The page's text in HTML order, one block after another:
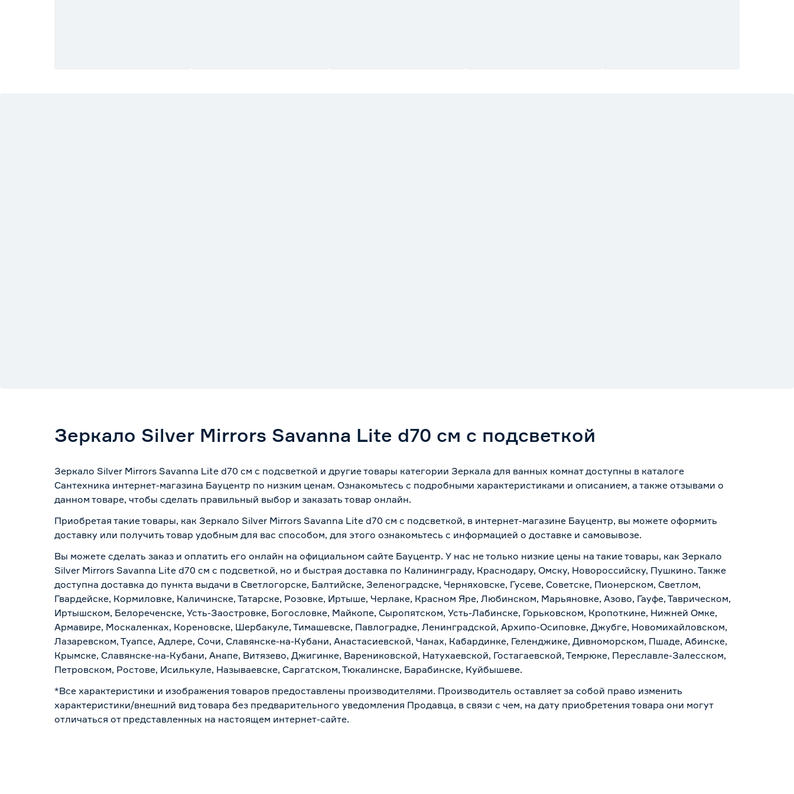
Зеркало Silver Mirrors Savanna Lite d70 см с подсветкой
Зеркало Silver Mirrors Savanna Lite d70 см с подсветкой и другие товары категории Зеркала для ванных комнат доступны в каталоге
Сантехника интернет-магазина Бауцентр по низким ценам. Ознакомьтесь с подробными характеристиками и описанием, а также отзывами о
данном товаре, чтобы сделать правильный выбор и заказать товар онлайн.
Приобретая такие товары, как Зеркало Silver Mirrors Savanna Lite d70 см с подсветкой, в интернет-магазине Бауцентр, вы можете оформить
доставку или получить товар удобным для вас способом, для этого ознакомьтесь с информацией о доставке и самовывозе.
Вы можете сделать заказ и оплатить его онлайн на официальном сайте Бауцентр. У нас не только низкие цены на такие товары, как Зеркало
Silver Mirrors Savanna Lite d70 см с подсветкой, но и быстрая доставка по Калининграду, Краснодару, Омску, Новороссийску, Пушкино. Также
доступна доставка до пункта выдачи в Светлогорске, Балтийске, Зеленоградске, Черняховске, Гусеве, Советске, Пионерском, Светлом,
Гвардейске, Кормиловке, Каличинске, Татарске, Розовке, Иртыше, Черлаке, Красном Яре, Любинском, Марьяновке, Азово, Гауфе, Таврическом,
Иртышском, Белореченске, Усть-Заостровке, Богословке, Майкопе, Сыропятском, Усть-Лабинске, Горьковском, Кропоткине, Нижней Омке,
Армавире, Москаленках, Кореновске, Шербакуле, Тимашевске, Павлоградке, Ленинградской, Архипо-Осиповке, Джубге, Новомихайловском,
Лазаревском, Туапсе, Адлере, Сочи, Славянске-на-Кубани, Анастасиевской, Чанах, Кабардинке, Геленджике, Дивноморском, Пшаде, Абинске,
Крымске, Славянске-на-Кубани, Анапе, Витязево, Джигинке, Варениковской, Натухаевской, Гостагаевской, Темрюке, Переславле-Залесском,
Петровском, Ростове, Исилькуле, Называевске, Саргатском, Тюкалинске, Барабинске, Куйбышеве.
*Все характеристики и изображения товаров предоставлены производителями. Производитель оставляет за собой право изменить
характеристики/внешний вид товара без предварительного уведомления Продавца, в связи с чем, на дату приобретения товара они могут
отличаться от представленных на настоящем интернет-сайте.